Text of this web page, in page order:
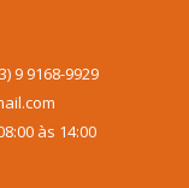
9 9168-9929
às 14:00